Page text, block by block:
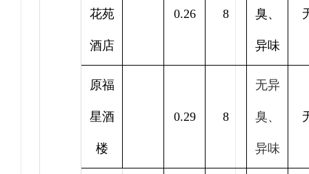
花苑
酒店
0.26 8 臭、
异味
原福
星酒
楼
0.29 8
无异
臭、
异味